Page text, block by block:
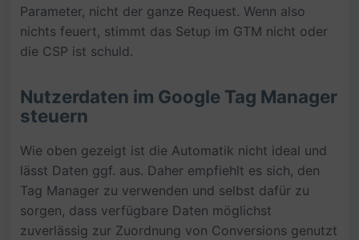
Parameter, nicht der ganze Request. Wenn also
nichts feuert, stimmt das Setup im GTM nicht oder
die CSP ist schuld.
Nutzerdaten im Google Tag Manager
steuern
Wie oben gezeigt ist die Automatik nicht ideal und
lässt Daten ggf. aus. Daher empfiehlt es sich, den
Tag Manager zu verwenden und selbst dafür zu
sorgen, dass verfügbare Daten möglichst
zuverlässig zur Zuordnung von Conversions genutzt